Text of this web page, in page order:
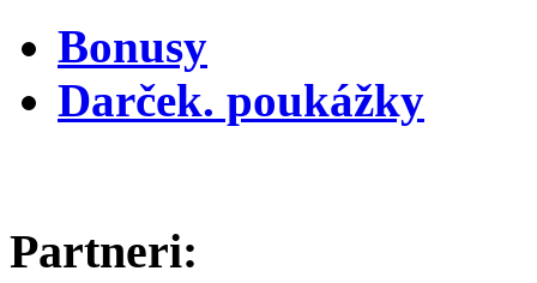
Bonusy
Darček. poukážky
Partneri: